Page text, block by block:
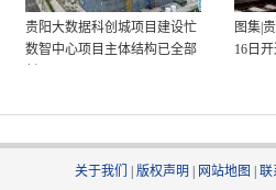
贵阳大数据科创城项目建设忙
数智中心项目主体结构已全部
图集|
16日
关于我们 |版权声明 网站地图 |联